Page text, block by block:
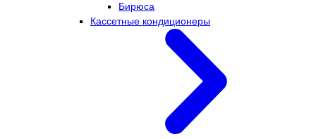
Бирюса
Кассетные кондиционеры